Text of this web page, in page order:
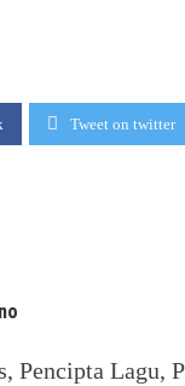
Tweet on twitter
Pencipta Lagu,